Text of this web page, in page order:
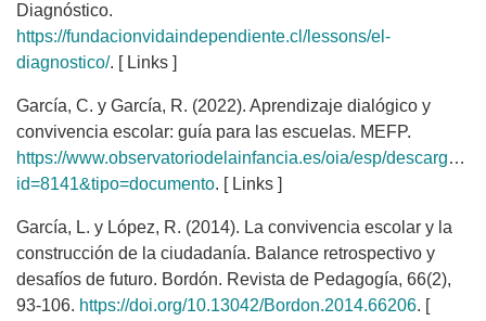
Diagnóstico.
https://fundacionvidaindependiente.cl/lessons/el-
diagnostico/. [ Links ]
García, C. y García, R. (2022). Aprendizaje dialógico y
convivencia escolar: guía para las escuelas. MEFP.
https://www.observatoriodelainfancia.es/oia/esp/
id=8141&tipo=documento. [ Links ]
García, L. y López, R. (2014). La convivencia escolar y la
construcción de la ciudadanía. Balance retrospectivo y
desafíos de futuro. Bordón. Revista de Pedagogía, 66(2),
93-106. https://doi.org/10.13042/Bordon.2014.66206. [